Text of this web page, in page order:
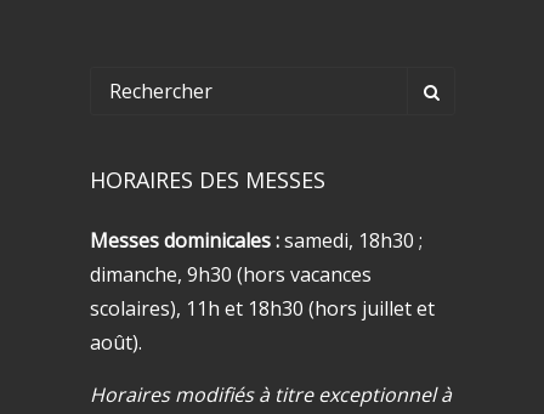
HORAIRES DES MESSES
Messes dominicales :samedi, 18h30 ;
dimanche, 9h30 (hors vacances
scolaires), 11h et 18h30 (hors juillet et
août).
Horaires modifiés à titre exceptionnel à